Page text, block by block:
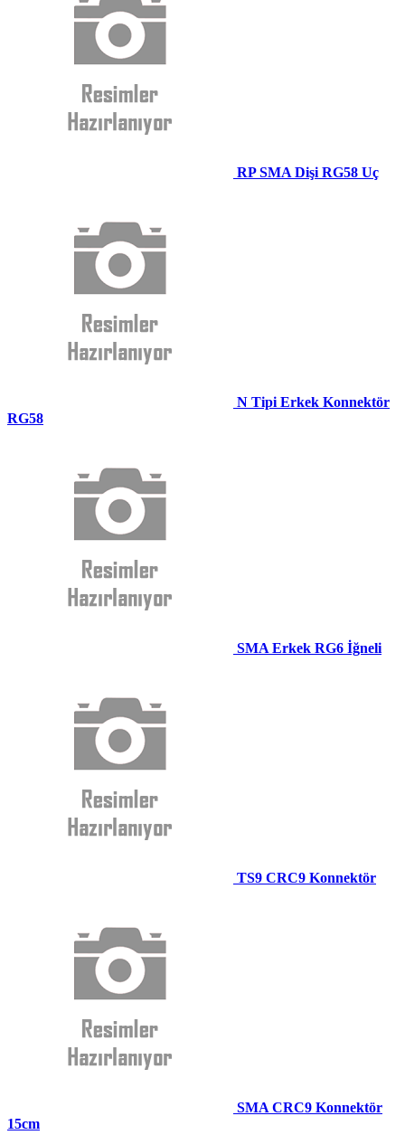
RP SMA Dişi RG58 Uç
N Tipi Erkek Konnektör
RG58
SMA Erkek RG6 İğneli
TS9 CRC9 Konnektör
SMA CRC9 Konnektör
15cm